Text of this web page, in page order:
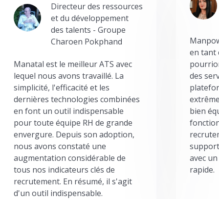
Directeur des ressources
et du développement
des talents - Groupe
Charoen Pokphand
Manatal est le meilleur ATS avec
lequel nous avons travaillé. La
simplicité, l'efficacité et les
dernières technologies combinées
en font un outil indispensable
pour toute équipe RH de grande
envergure. Depuis son adoption,
nous avons constaté une
augmentation considérable de
tous nos indicateurs clés de
recrutement. En résumé, il s'agit
d'un outil indispensable.
en tant
des
bien
avec
rapide.